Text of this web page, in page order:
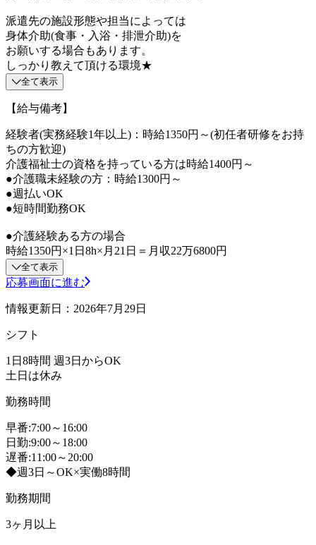
派遣先の施設形態や担当によっては
身体介助(食事・入浴・排泄介助)を
お願いする場合もあります。
しっかり教えて頂ける環境★
全て表示
【給与備考】
経験者(実務経験1年以上)：時給1350円～(初任者研修をお持
ちの方歓迎)
介護福祉士の資格を持っている方は時給1400円～
●介護職未経験の方：時給1300円～
●週払いOK
●短時間勤務OK
●介護経験ある方の場合
時給1350円×1日8h×月21日＝月収22万6800円
全て表示
応募画面に進む
情報更新日：2026年7月29日
シフト
1日8時間 週3日からOK
土日は休み
勤務時間
早番:7:00～16:00
日勤:9:00～18:00
遅番:11:00～20:00
◆週3日～OK×実働8時間
勤務期間
3ヶ月以上